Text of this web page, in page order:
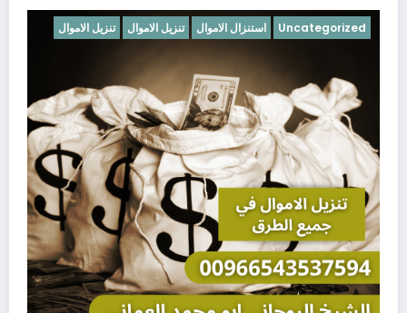
Uncategorized استنزال الاموال تنزيل الاموال تنزيل الاموال